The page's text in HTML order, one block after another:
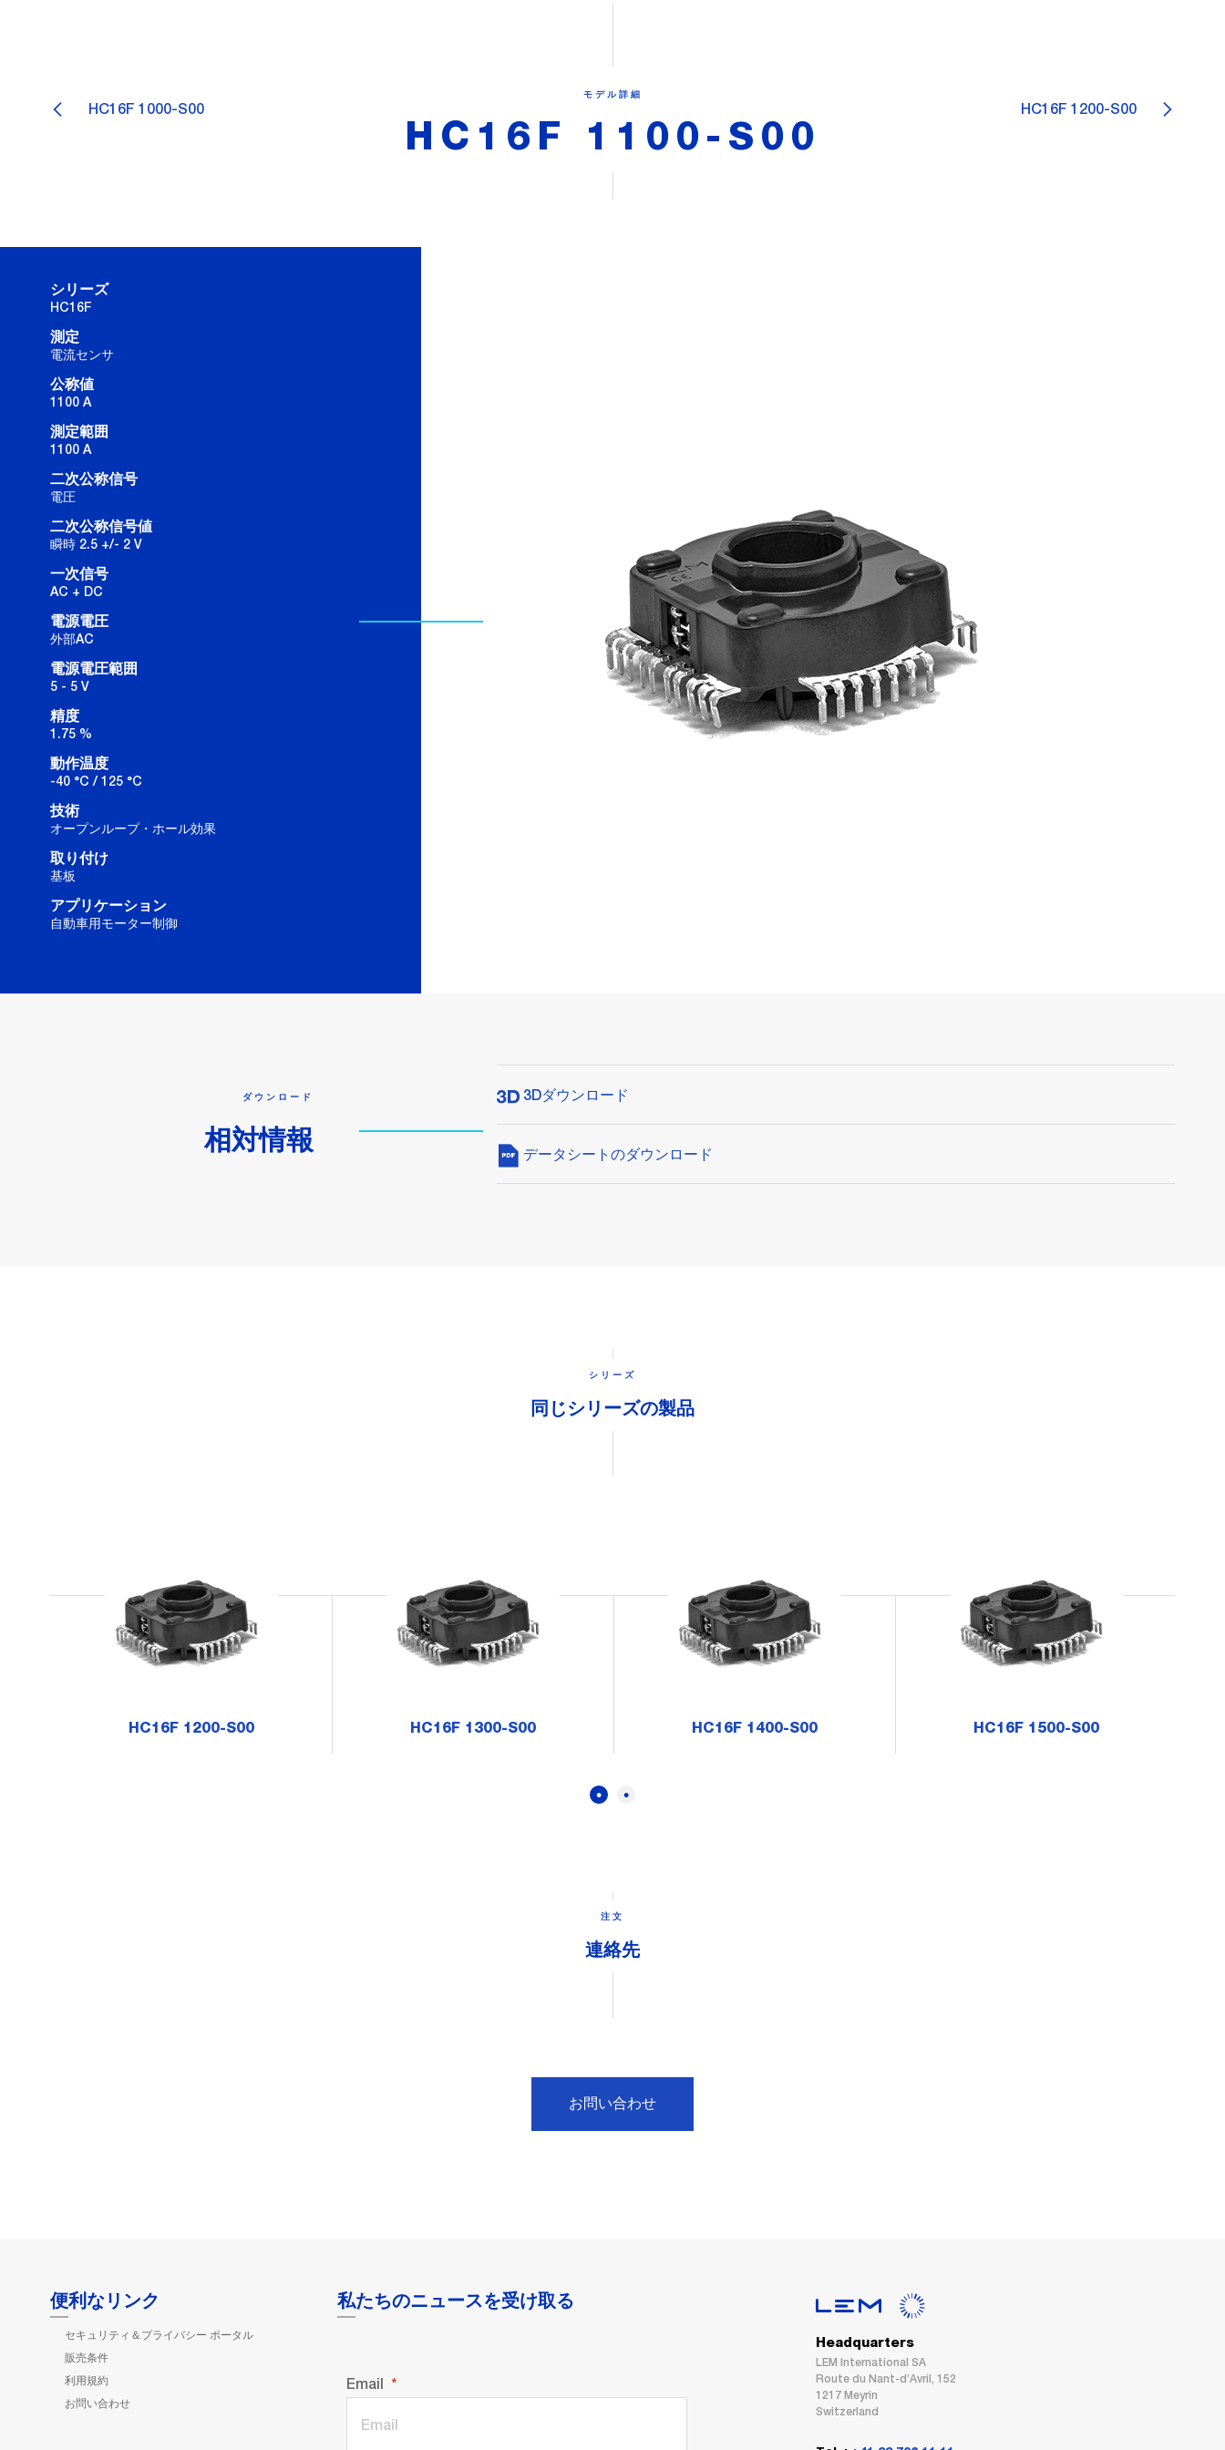
HC16F 1000-S00 HC16F 1200-S00
モデル詳細
HC16F 1100-S00
シリーズ
HC16F
測定
電流センサ
公称値
1100 A
測定範囲
1100 A
二次公称信号
電圧
二次公称信号値
瞬時 2.5 +/- 2 V
一次信号
AC + DC
電源電圧
外部AC
電源電圧範囲
5 - 5 V
精度
1.75 %
動作温度
-40 °C / 125 °C
技術
オープンループ・ホール効果
取り付け
基板
アプリケーション
自動車用モーター制御
ダウンロード
相対情報
3Dダウンロード
データシートのダウンロード
シリーズ
同じシリーズの製品
HC16F 1200-S00 HC16F 1300-S00 HC16F 1400-S00 HC16F 1500-S00
注文
連絡先
お問い合わせ
便利なリンク
セキュリティ＆プライバシー ポータル
販売条件
利用規約
お問い合わせ
私たちのニュースを受け取る
Email
Headquarters
LEM International SA
Route du Nant-d’Avril, 152
1217 Meyrin
Switzerland